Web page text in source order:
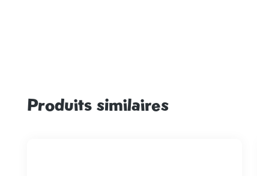
Ignorer la galerie de produits
Produits similaires